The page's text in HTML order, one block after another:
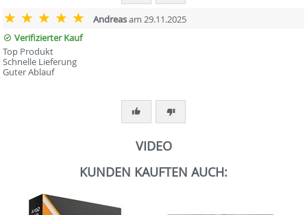
Andreasam 29.11.2025
Verifizierter Kauf
Top Produkt
Schnelle Lieferung
Guter Ablauf
VIDEO
KUNDEN KAUFTEN AUCH: